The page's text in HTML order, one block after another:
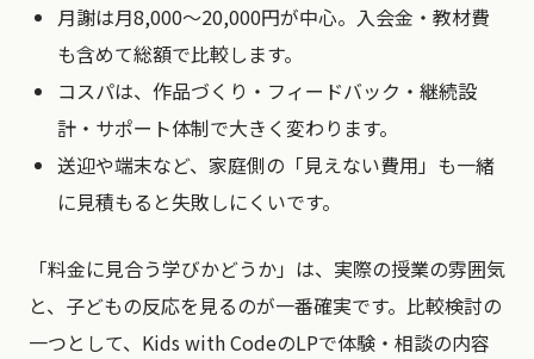
月謝は月8,000〜20,000円が中心。入会金・教材費
も含めて総額で比較します。
コスパは、作品づくり・フィードバック・継続設
計・サポート体制で大きく変わります。
送迎や端末など、家庭側の「見えない費用」も一緒
に見積もると失敗しにくいです。
「料金に見合う学びかどうか」は、実際の授業の雰囲気
と、子どもの反応を見るのが一番確実です。比較検討の
一つとして、Kids with CodeのLPで体験・相談の内容